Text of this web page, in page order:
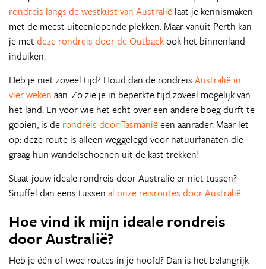
rondreis langs de westkust van Australië laat je kennismaken
met de meest uiteenlopende plekken. Maar vanuit Perth kan
je met deze rondreis door de Outbackook het binnenland
induiken.
Heb je niet zoveel tijd? Houd dan de rondreis Australië in
vier weken aan. Zo zie je in beperkte tijd zoveel mogelijk van
het land. En voor wie het echt over een andere boeg durft te
gooien, is de rondreis door Tasmaniëeen aanrader. Maar let
op: deze route is alleen weggelegd voor natuurfanaten die
graag hun wandelschoenen uit de kast trekken!
Staat jouw ideale rondreis door Australië er niet tussen?
Snuffel dan eens tussen al onze reisroutes door Australië.
Hoe vind ik mijn ideale rondreis
door Australië?
Heb je één of twee routes in je hoofd? Dan is het belangrijk